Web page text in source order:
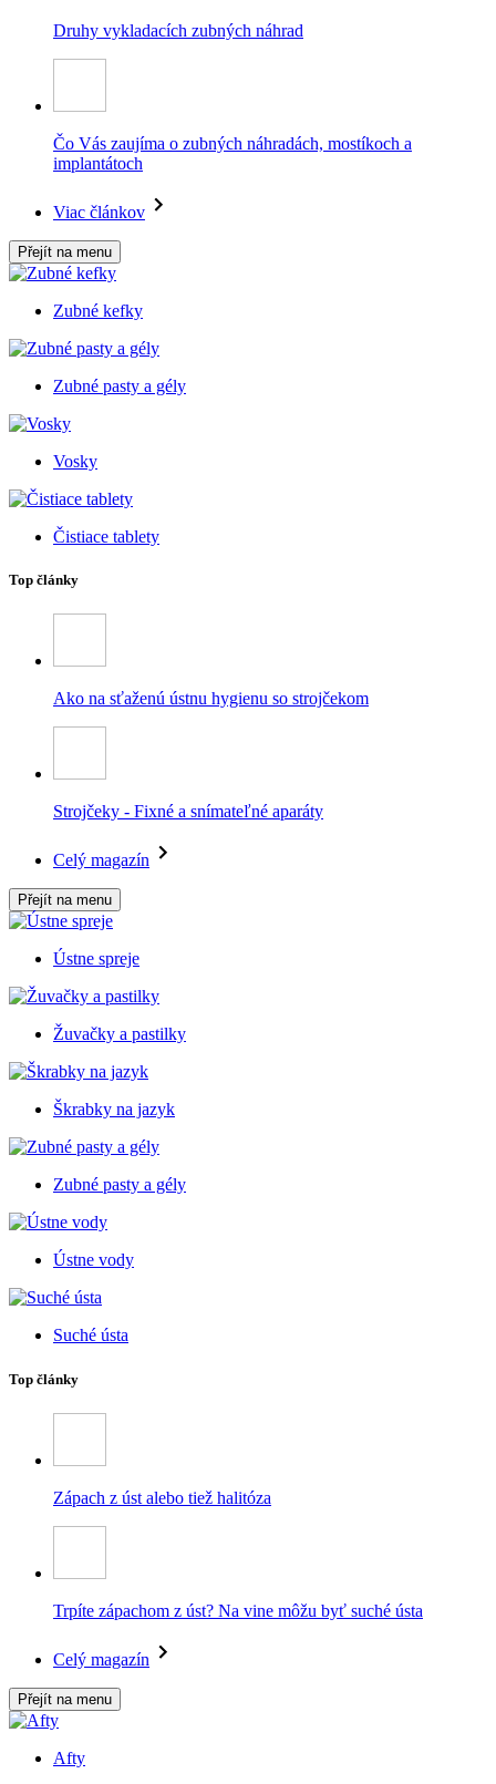
Druhy vykladacích zubných náhrad
Čo Vás zaujíma o zubných náhradách, mostíkoch a
implantátoch
Viac článkov
Přejít na menu
Zubné kefky
Zubné pasty a gély
Vosky
Čistiace tablety
Top články
Ako na sťaženú ústnu hygienu so strojčekom
Strojčeky - Fixné a snímateľné aparáty
Celý magazín
Přejít na menu
Ústne spreje
Žuvačky a pastilky
Škrabky na jazyk
Zubné pasty a gély
Ústne vody
Suché ústa
Top články
Zápach z úst alebo tiež halitóza
Trpíte zápachom z úst? Na vine môžu byť suché ústa
Celý magazín
Přejít na menu
Afty